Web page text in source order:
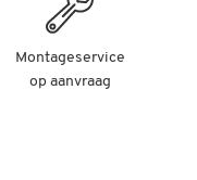
Montageservice
op aanvraag